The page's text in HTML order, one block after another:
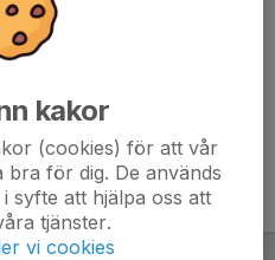
kakor
(cookies) för att vår
för dig. De används
syfte att hjälpa oss att
tjänster.
vi cookies